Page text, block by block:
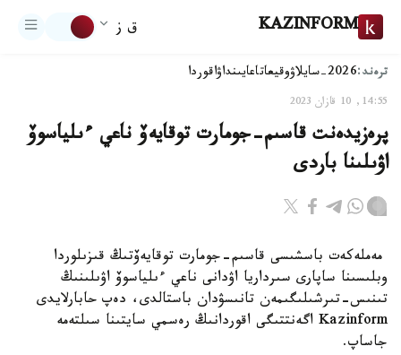
KAZINFORM ق ز
ترەند:2026-سايلاۋ وقيعاتاعايىنداۋاقوردا
14:55, 10 قازان 2023
پرەزيدەنت قاسىم-جومارت توقايەۆ ناعي ءىلياسوۆ
اۋىلىنا باردى
مەملەكەت باسشىسى قاسىم-جومارت توقايەۆتىڭ قىزىلوردا
وبلىسىنا ساپارى سىرداريا اۋدانى ناعي ءىلياسوۆ اۋىلىنىڭ
تىنىس-تىرشىلىگىمەن تانىسۋدان باستالدى، دەپ حابارلايدى
Kazinform اگەنتتىگى اقوردانىڭ رەسمي سايتىنا سىلتەمە
جاساپ.